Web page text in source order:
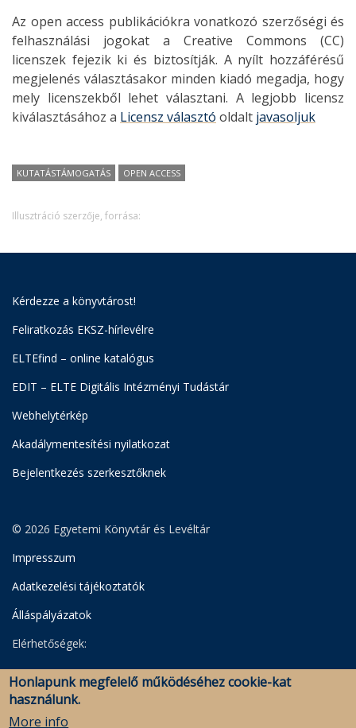
Az open access publikációkra vonatkozó szerzőségi és
felhasználási jogokat a Creative Commons (CC)
licenszek fejezik ki és biztosítják. A nyílt hozzáférésű
megjelenés választásakor minden kiadó megadja, hogy
mely licenszekből lehet választani. A legjobb licensz
kiválasztásához a Licensz választó oldalt javasoljuk
KUTATÁSTÁMOGATÁS OPEN ACCESS
Illusztráció szerzője, forrása:
Kérdezze a könyvtárost!
Feliratkozás EKSZ-hírlevélre
ELTEfind – online katalógus
EDIT – ELTE Digitális Intézményi Tudástár
Webhelytérkép
Akadálymentesítési nyilatkozat
Bejelentkezés szerkesztőknek
© 2026 Egyetemi Könyvtár és Levéltár
Impresszum
Adatkezelési tájékoztatók
Álláspályázatok
Elérhetőségek:
Egyetemi Könyvtár
Levéltár
Honlapunk megfelelő működéséhez cookie-kat
használunk.
More info